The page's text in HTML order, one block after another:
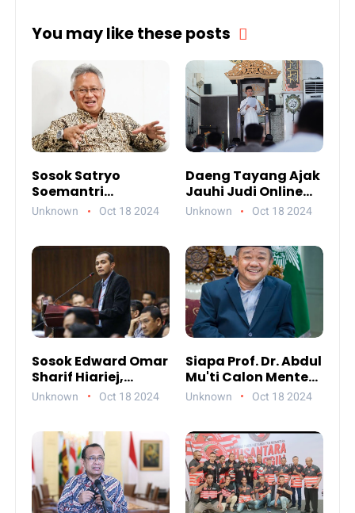
You may like these posts
Sosok Satryo
Soemantri
Brodjonegoro
Gedung Teknik
Unknown Oct 18 2024
Daeng Tayang Ajak
Jauhi Judi Online
Demi Masa Depan
Unknown Oct 18 2024
Sosok Edward Omar
Sharif Hiariej,
Professor Hukum
Unknown Oct 18 2024
Siapa Prof. Dr. Abdul
Mu'ti Calon Menteri
Prabowo-Gibran
Unknown Oct 18 2024